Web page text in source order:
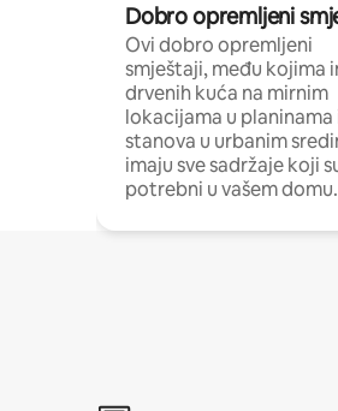
Dobro opremljeni
Ovi dobro opremljeni
smještaji, među kojima
drvenih kuća na mirnim
lokacijama u planinama
stanova u urbanim
imaju sve sadržaje koji
potrebni u vašem domu.